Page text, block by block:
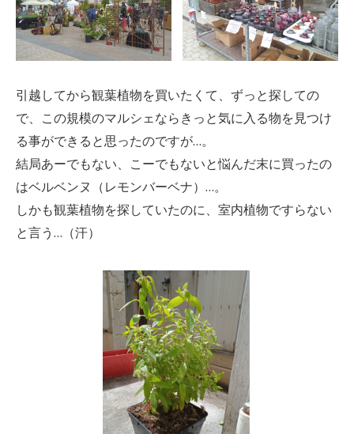
引越してから観葉植物を買いたくて、ずっと探しての
で、この規模のマルシェならきっと気に入る物を見つけ
る事ができると思ったのですが…。
結局あーでもない、こーでもないと悩んだ末に買ったの
はベルベンヌ（レモンバーベナ）…。
しかも観葉植物を探していたのに、室内植物ですらない
と言う…（汗）